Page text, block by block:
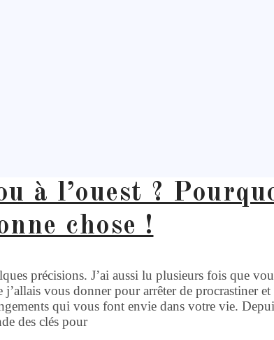
à l’ouest ?
chose !
précisions. J’ai aussi lu plusieurs fois que
j’allais vous donner pour arrêter de procrastiner
qui vous font envie dans votre vie.
des clés pour